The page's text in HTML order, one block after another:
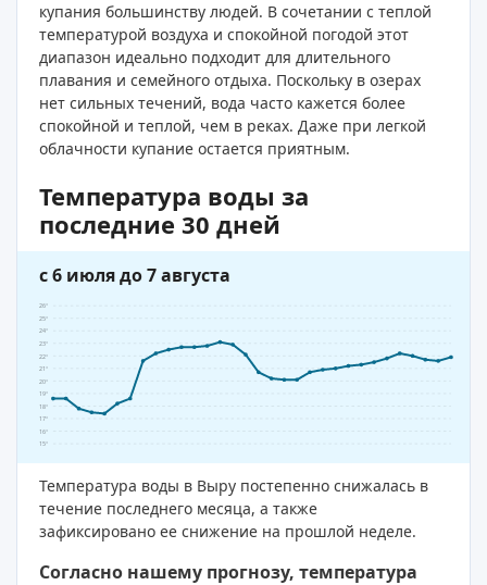
купания большинству людей. В сочетании с теплой
температурой воздуха и спокойной погодой этот
диапазон идеально подходит для длительного
плавания и семейного отдыха. Поскольку в озерах
нет сильных течений, вода часто кажется более
спокойной и теплой, чем в реках. Даже при легкой
облачности купание остается приятным.
Температура воды за
последние 30 дней
с 6 июля до 7 августа
15°
16°
17°
18°
19°
20°
21°
22°
23°
24°
25°
26°
Температура воды в Выру постепенно снижалась в
течение последнего месяца, а также
зафиксировано ее снижение на прошлой неделе.
Согласно нашему прогнозу, температура